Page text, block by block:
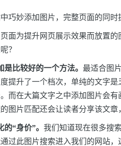
巧妙添加图片，完整页面的同时
面为提升网页展示效果而放置
？
比较好的一个方法。 最适合图
提升了一个档次，单纯的文字
而在大篇文字之中添加图片会
图片匹配还会让读者分享该文
“身价”。 我们知道现在很多搜
过此图片搜索进入我们的网站